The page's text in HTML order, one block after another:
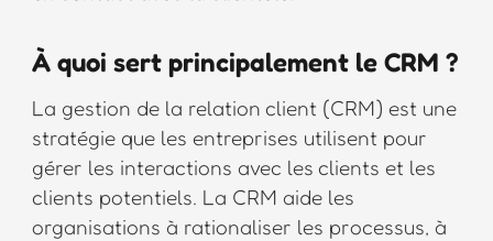
À quoi sert principalement le CRM ?
La gestion de la relation client (CRM) est une
stratégie que les entreprises utilisent pour
gérer les interactions avec les clients et les
clients potentiels. La CRM aide les
organisations à rationaliser les processus, à